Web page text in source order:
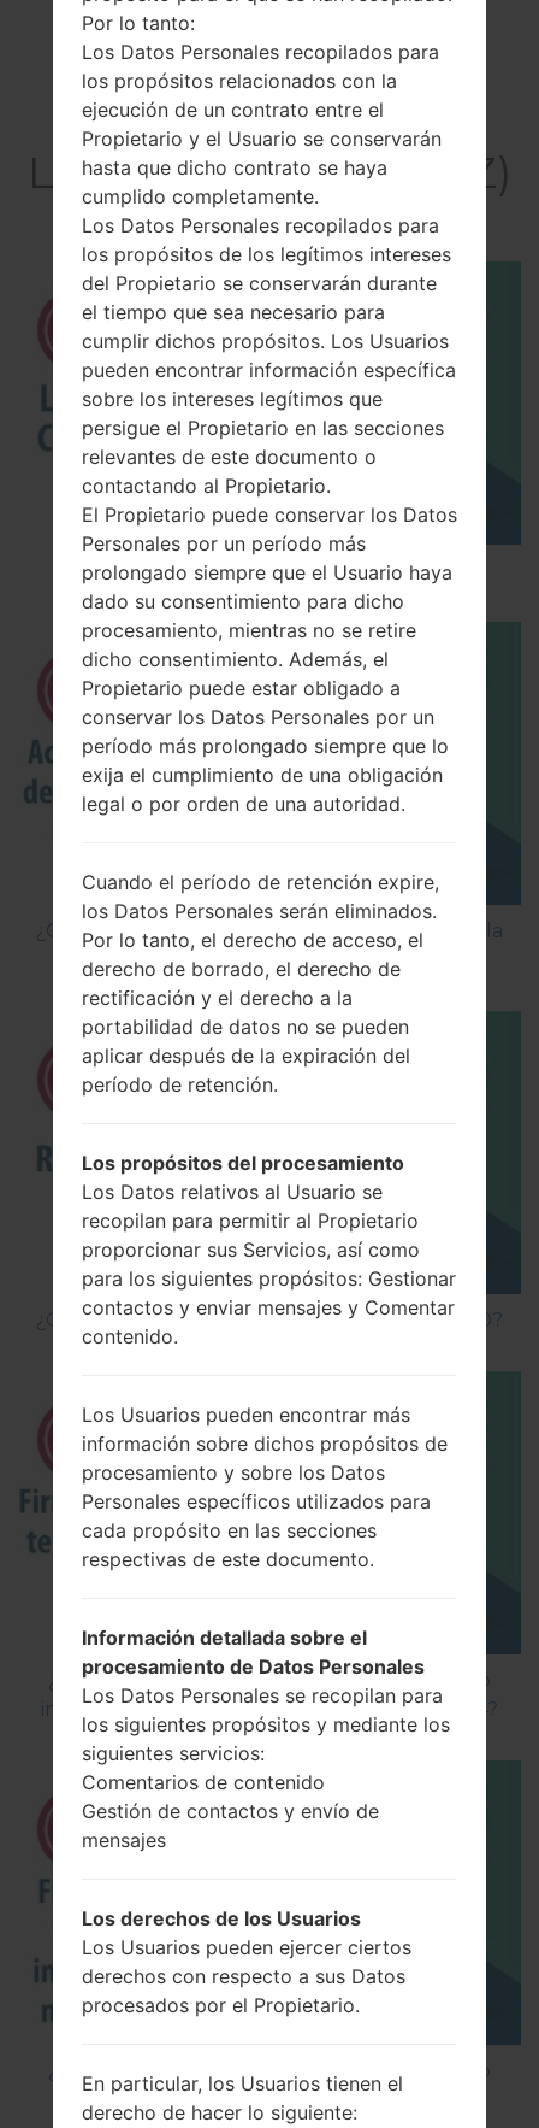
El vídeo
LGUS992Z(LGUS992Z)
akaLG G5
Los 5 principales Códigos Secretos para LG!
¿Cómo Activar las Opciones de Desarrollador y la
Depuración USB en LG?
¿Cómo hacer Reinicio Completo en LG G5 H850?
¿Cómo instalar Firmware Oficial en el teléfono
inteligente de LG mediante LG Flash Tool 2014?
¿Cómo instalar Firmware Oficial en el teléfono
inteligente de LG mediante LG UP?
Por lo tanto:
Los Datos Personales recopilados para
los propósitos relacionados con la
ejecución de un contrato entre el
Propietario y el Usuario se conservarán
hasta que dicho contrato se haya
cumplido completamente.
Los Datos Personales recopilados para
los propósitos de los legítimos intereses
del Propietario se conservarán durante
el tiempo que sea necesario para
cumplir dichos propósitos. Los Usuarios
pueden encontrar información específica
sobre los intereses legítimos que
persigue el Propietario en las secciones
relevantes de este documento o
contactando al Propietario.
El Propietario puede conservar los Datos
Personales por un período más
prolongado siempre que el Usuario haya
dado su consentimiento para dicho
procesamiento, mientras no se retire
dicho consentimiento. Además, el
Propietario puede estar obligado a
conservar los Datos Personales por un
período más prolongado siempre que lo
exija el cumplimiento de una obligación
legal o por orden de una autoridad.
Cuando el período de retención expire,
los Datos Personales serán eliminados.
Por lo tanto, el derecho de acceso, el
derecho de borrado, el derecho de
rectificación y el derecho a la
portabilidad de datos no se pueden
aplicar después de la expiración del
período de retención.
Los propósitos del procesamiento
Los Datos relativos al Usuario se
recopilan para permitir al Propietario
proporcionar sus Servicios, así como
para los siguientes propósitos: Gestionar
contactos y enviar mensajes y Comentar
contenido.
Los Usuarios pueden encontrar más
información sobre dichos propósitos de
procesamiento y sobre los Datos
Personales específicos utilizados para
cada propósito en las secciones
respectivas de este documento.
Información detallada sobre el
procesamiento de Datos Personales
Los Datos Personales se recopilan para
los siguientes propósitos y mediante los
siguientes servicios:
Comentarios de contenido
Gestión de contactos y envío de
mensajes
Los derechos de los Usuarios
Los Usuarios pueden ejercer ciertos
derechos con respecto a sus Datos
procesados por el Propietario.
En particular, los Usuarios tienen el
derecho de hacer lo siguiente: